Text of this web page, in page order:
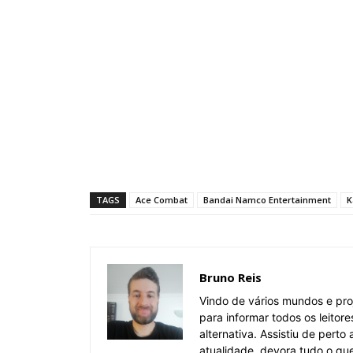
TAGS Ace Combat Bandai Namco Entertainment
Bruno Reis
Vindo de vários mundos e
para informar todos os
alternativa. Assistiu de perto
atualidade, devora tudo o